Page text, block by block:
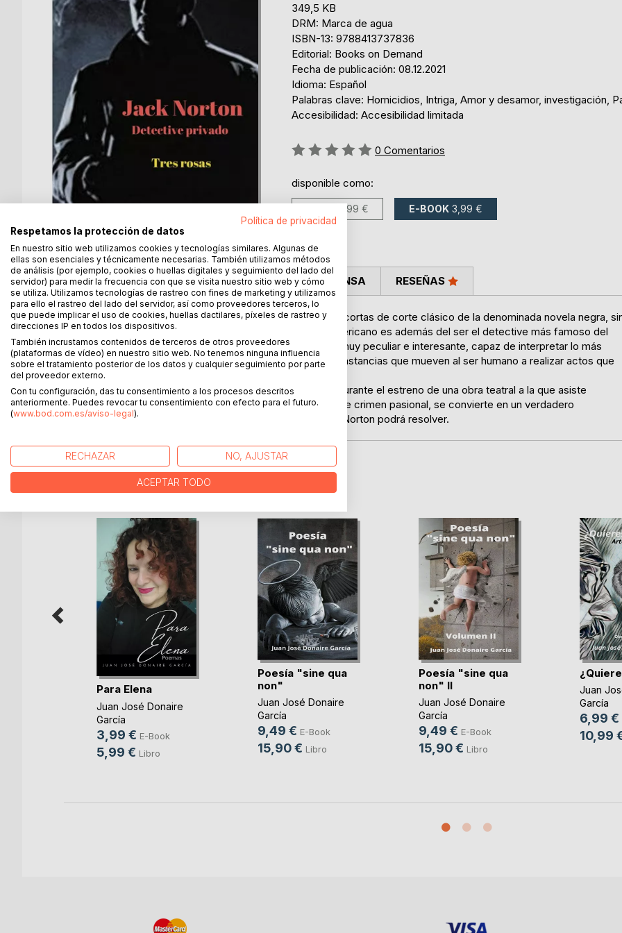
349,5 KB
DRM: Marca de agua
ISBN-13: 9788413737836
Editorial: Books on Demand
Fecha de publicación: 08.12.2021
Idioma: Español
Palabras clave: Homicidios, Intriga, Amor y desamor, investigación,
Accesibilidad: Accesibilidad limitada
Rating:
0 Comentarios
disponible como:
7,99 € E-BOOK 3,99 €
DESCRIPCIÓN
Tres rosas es la primera entrega de una saga de novelas cortas de corte clásico de la denominada novela negra,
embargo su protagonista Jack Norton de origen norteamericano es además del ser el detective más famoso del
momento en la Europa de la posguerra, es un personaje muy peculiar e interesante, capaz de interpretar lo más
perverso de las mentes atormentadas y a la vez las circunstancias que mueven al ser humano a realizar actos que
pueden parecer inverosímiles.
Corre el año 1949, en Madrid ocurre un doble asesinato durante el estreno de una obra teatral a la que asiste
nuestro protagonista. Lo que en principio parece un simple crimen pasional, se convierte en un verdadero
entramado de conspiraciones llenas de intrigas que solo Norton podrá resolver.
SOBRE EL AUTOR EN LA PRENSA RESEÑAS
MÁS TÍTULOS DEBoD
Para Elena
Juan José Donaire
García
3,99 € E-Book
5,99 € Libro
Poesía "sine qua
non"
Juan José Donaire
García
9,49 € E-Book
15,90 € Libro
Poesía "sine qua
non" II
Juan José Donaire
García
9,49 € E-Book
15,90 € Libro
Juan
García
6,99 €
10,99
Política de privacidad
Respetamos la protección de datos
En nuestro sitio web utilizamos cookies y tecnologías similares. Algunas de
ellas son esenciales y técnicamente necesarias. También utilizamos métodos
de análisis (por ejemplo, cookies o huellas digitales y seguimiento del lado del
servidor) para medir la frecuencia con que se visita nuestro sitio web y cómo
se utiliza. Utilizamos tecnologías de rastreo con fines de marketing y utilizamos
para ello el rastreo del lado del servidor, así como proveedores terceros, lo
que puede implicar el uso de cookies, huellas dactilares, píxeles de rastreo y
direcciones IP en todos los dispositivos.
También incrustamos contenidos de terceros de otros proveedores
(plataformas de vídeo) en nuestro sitio web. No tenemos ninguna influencia
sobre el tratamiento posterior de los datos y cualquier seguimiento por parte
del proveedor externo.
Con tu configuración, das tu consentimiento a los procesos descritos
anteriormente. Puedes revocar tu consentimiento con efecto para el futuro.
(www.bod.com.es/aviso-legal).
RECHAZAR NO, AJUSTAR
ACEPTAR TODO